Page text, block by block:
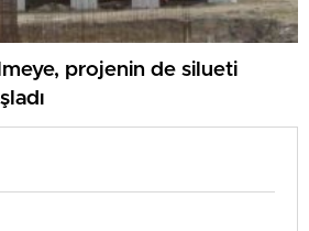
projenin de silueti